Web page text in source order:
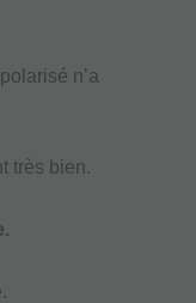
n’a
très bien.